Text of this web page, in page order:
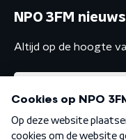
NPO 3FM
Altijd op de hoogte